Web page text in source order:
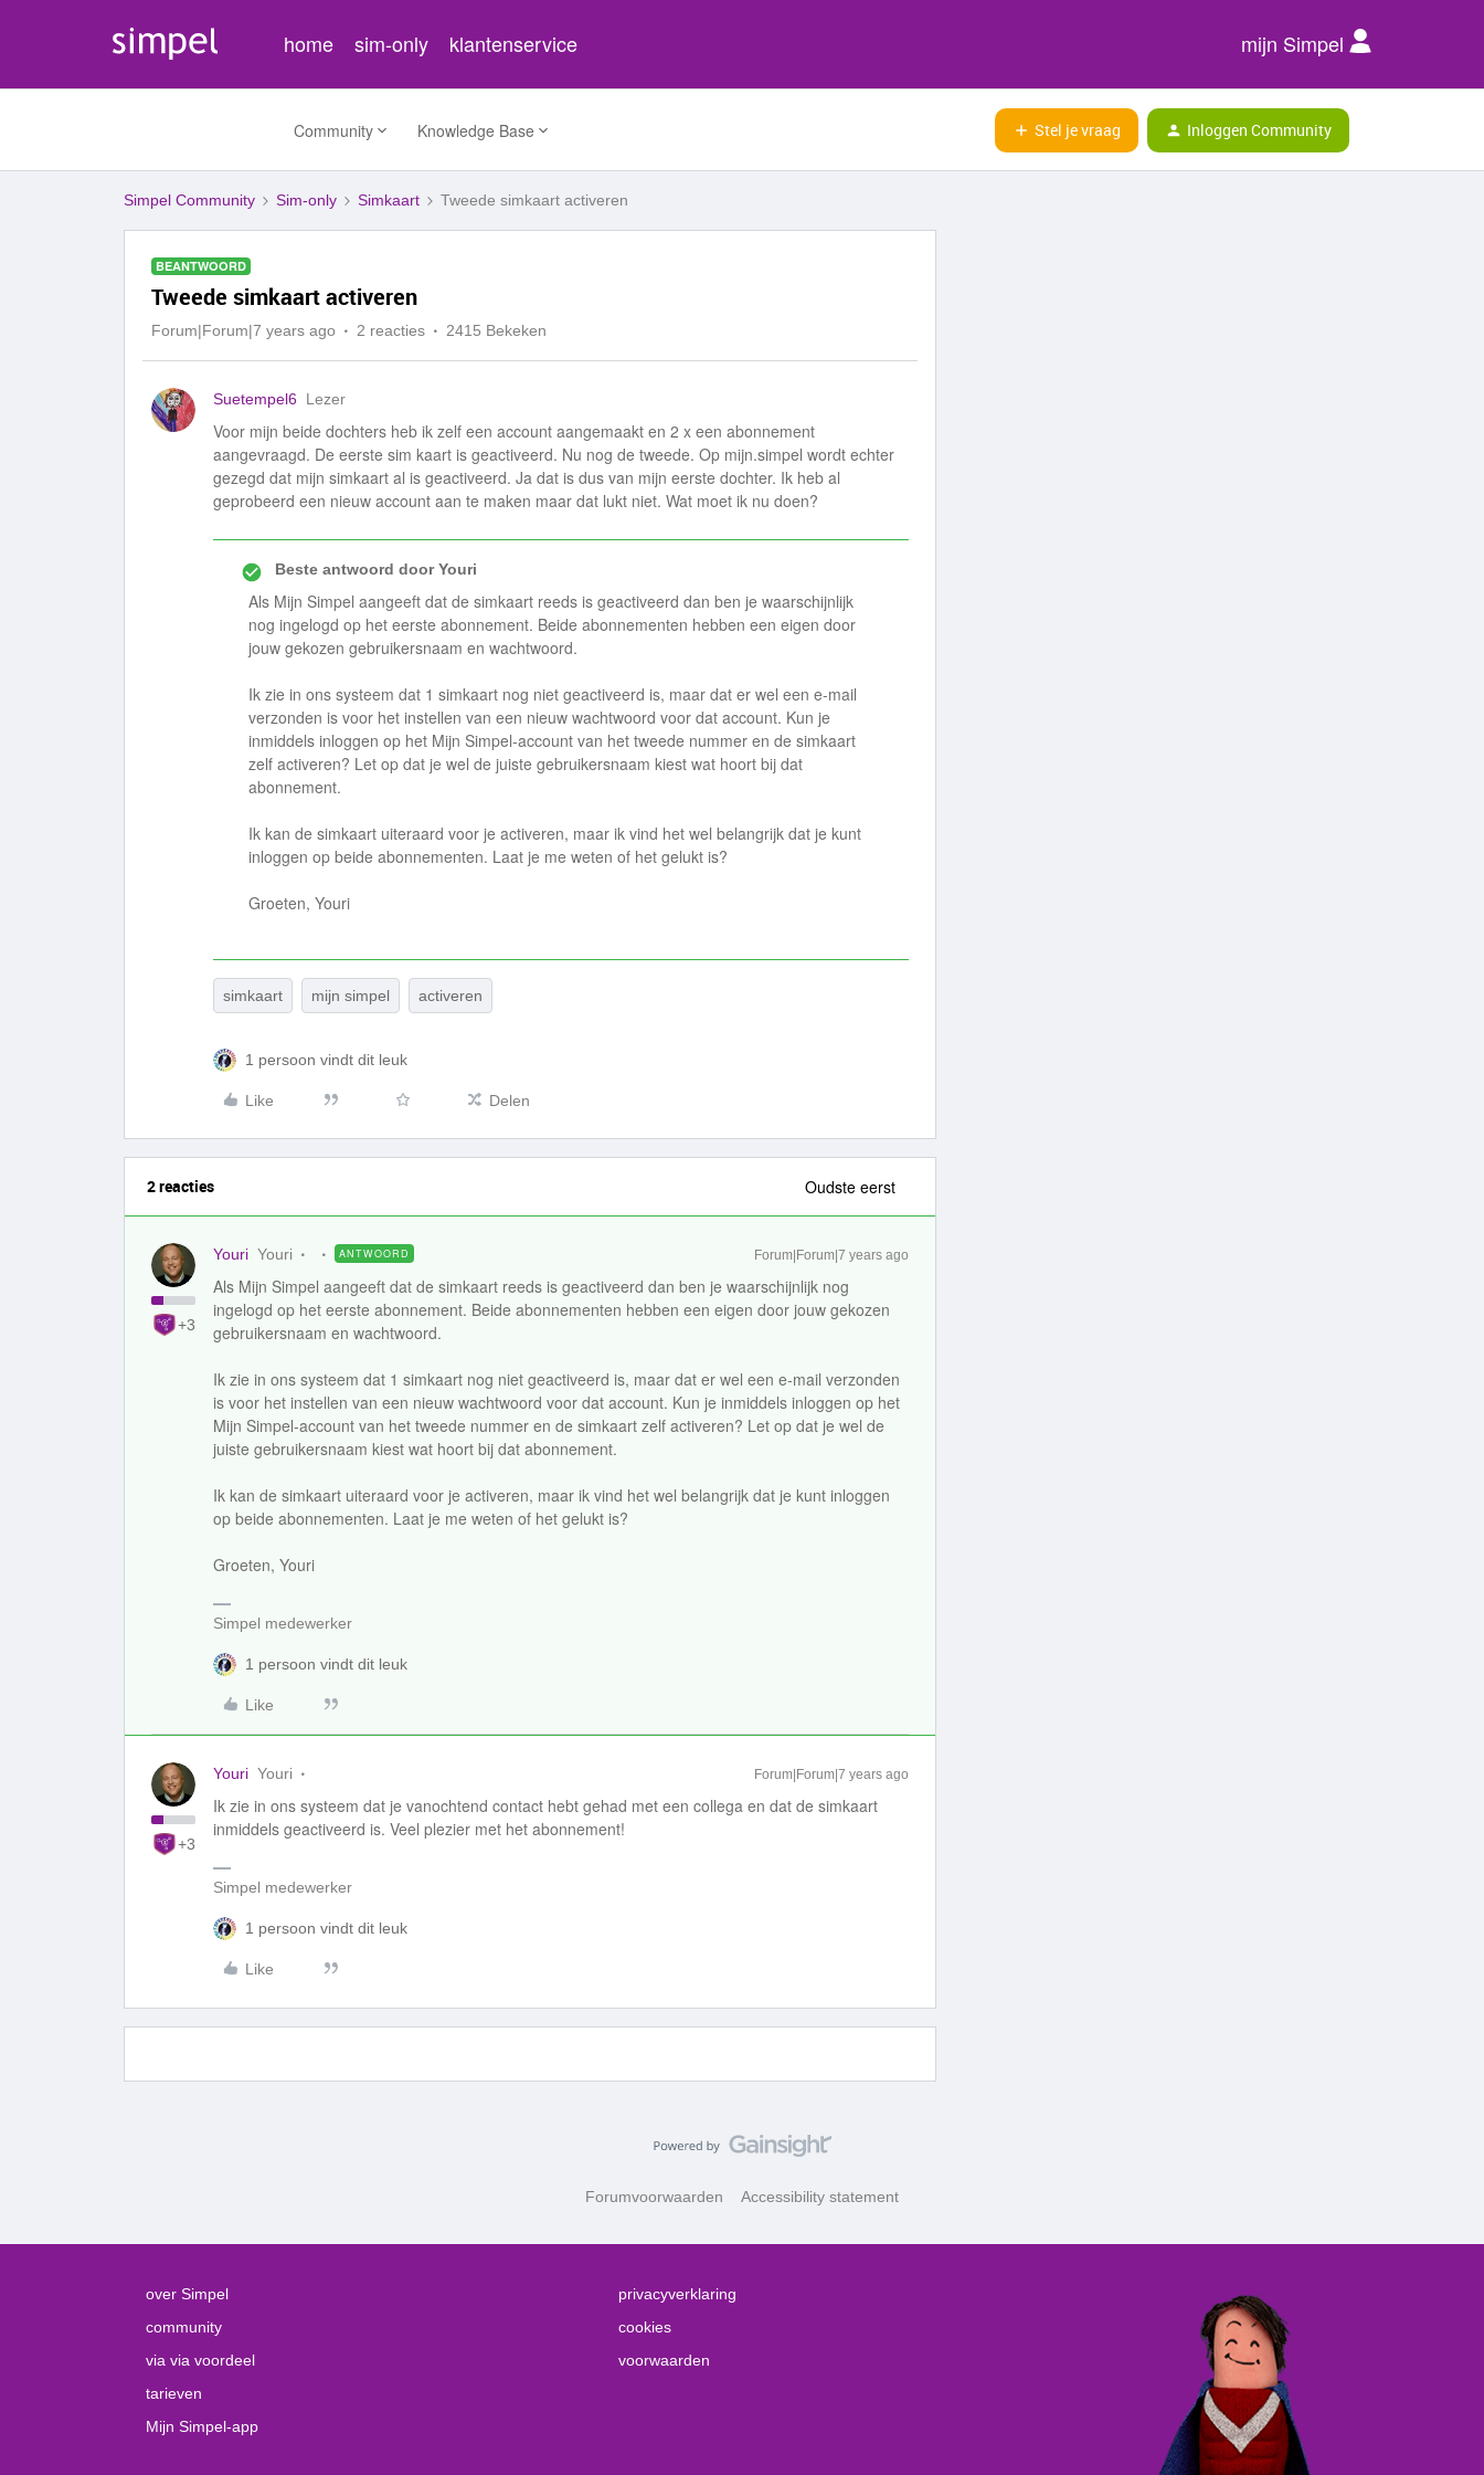
home sim-only klantenservice mijn Simpel
Community Knowledge Base Stel je vraag Inloggen Community
Simpel Community Sim-only Simkaart Tweede simkaart activeren
BEANTWOORD
Tweede simkaart activeren
Forum|Forum|7 years ago 2 reacties 2415 Bekeken
Suetempel6 Lezer
Voor mijn beide dochters heb ik zelf een account aangemaakt en 2 x een abonnement
aangevraagd. De eerste sim kaart is geactiveerd. Nu nog de tweede. Op mijn.simpel wordt echter
gezegd dat mijn simkaart al is geactiveerd. Ja dat is dus van mijn eerste dochter. Ik heb al
geprobeerd een nieuw account aan te maken maar dat lukt niet. Wat moet ik nu doen?
Beste antwoord doorYouri
Als Mijn Simpel aangeeft dat de simkaart reeds is geactiveerd dan ben je waarschijnlijk
nog ingelogd op het eerste abonnement. Beide abonnementen hebben een eigen door
jouw gekozen gebruikersnaam en wachtwoord.
Ik zie in ons systeem dat 1 simkaart nog niet geactiveerd is, maar dat er wel een e-mail
verzonden is voor het instellen van een nieuw wachtwoord voor dat account. Kun je
inmiddels inloggen op het Mijn Simpel-account van het tweede nummer en de simkaart
zelf activeren? Let op dat je wel de juiste gebruikersnaam kiest wat hoort bij dat
abonnement.
Ik kan de simkaart uiteraard voor je activeren, maar ik vind het wel belangrijk dat je kunt
inloggen op beide abonnementen. Laat je me weten of het gelukt is?
Groeten, Youri
simkaart mijn simpel activeren
1 persoon vindt dit leuk
Like Delen
2 reacties Oudste eerst
+3
Youri Youri ANTWOORD Forum|Forum|7 years ago
Als Mijn Simpel aangeeft dat de simkaart reeds is geactiveerd dan ben je waarschijnlijk nog
ingelogd op het eerste abonnement. Beide abonnementen hebben een eigen door jouw gekozen
gebruikersnaam en wachtwoord.
Ik zie in ons systeem dat 1 simkaart nog niet geactiveerd is, maar dat er wel een e-mail verzonden
is voor het instellen van een nieuw wachtwoord voor dat account. Kun je inmiddels inloggen op het
Mijn Simpel-account van het tweede nummer en de simkaart zelf activeren? Let op dat je wel de
juiste gebruikersnaam kiest wat hoort bij dat abonnement.
Ik kan de simkaart uiteraard voor je activeren, maar ik vind het wel belangrijk dat je kunt inloggen
op beide abonnementen. Laat je me weten of het gelukt is?
Groeten, Youri
Simpel medewerker
1 persoon vindt dit leuk
Like
+3
Youri Youri Forum|Forum|7 years ago
Ik zie in ons systeem dat je vanochtend contact hebt gehad met een collega en dat de simkaart
inmiddels geactiveerd is. Veel plezier met het abonnement!
Simpel medewerker
1 persoon vindt dit leuk
Like
Forumvoorwaarden Accessibility statement
over Simpel
community
via via voordeel
tarieven
Mijn Simpel-app
privacyverklaring
cookies
voorwaarden